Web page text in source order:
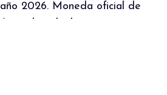
año 2026. Moneda oficial de